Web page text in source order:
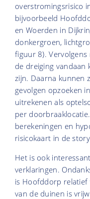
overstromingsrisico
bijvoorbeeld
en Woerden in
donkergroen,
figuur 8).
de dreiging vandaan
zijn. Daarna kunnen
gevolgen opzoeken
uitrekenen als
per
berekeningen en
risicokaart in de
Het is ook
verklaringen.
is Hoofddorp relatief
van de duinen is